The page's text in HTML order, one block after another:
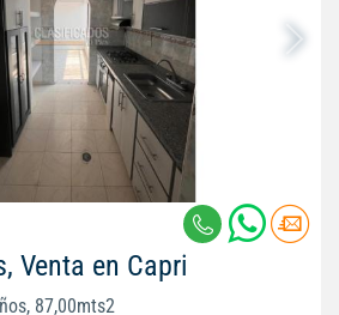
Venta en Capri
87,00mts2